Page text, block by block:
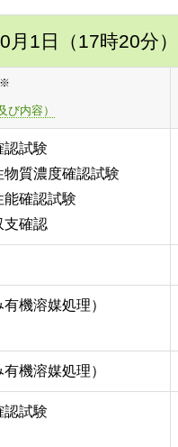
月1日（17時20分）
※
び内容）
認試験
質濃度確認試験
確認試験
支確認
機溶媒処理）
機溶媒処理）
認試験